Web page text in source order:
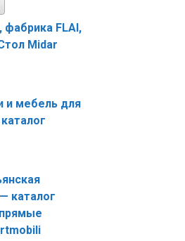
фабрика FLAI,
Midar
и мебель для
каталог